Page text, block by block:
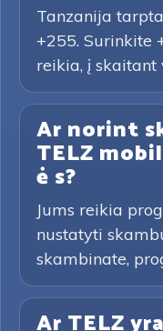
Tanzanija
+255. Surinkite
reikia, į skaitant
Ar norint
TELZ
ė s?
Jums reikia
nustatyti
skambinate,